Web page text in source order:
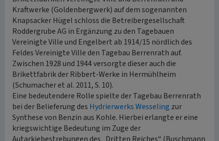
Kraftwerke (Goldenbergwerk) auf dem sogenannten
Knapsacker Hügel schloss die Betreibergesellschaft
Roddergrube AG in Ergänzung zu den Tagebauen
Vereinigte Ville und Engelbert ab 1914/15 nördlich des
Feldes Vereinigte Ville den Tagebau Berrenrath auf.
Zwischen 1928 und 1944 versorgte dieser auch die
Brikettfabrik der Ribbert-Werke in Hermühlheim
(Schumacher et al. 2011, S. 10).
Eine bedeutendere Rolle spielte der Tagebau Berrenrath
bei der Belieferung des Hydrierwerks Wesseling zur
Synthese von Benzin aus Kohle. Hierbei erlangte er eine
kriegswichtige Bedeutung im Zuge der